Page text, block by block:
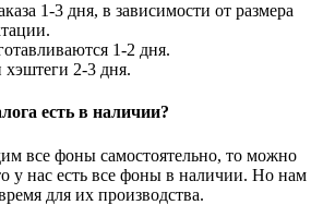
1-3 дня, в зависимости от размера
1-2 дня.
2-3 дня.
есть в наличии?
все фоны самостоятельно, то можно
у нас есть все фоны в наличии. Но нам
для их производства.